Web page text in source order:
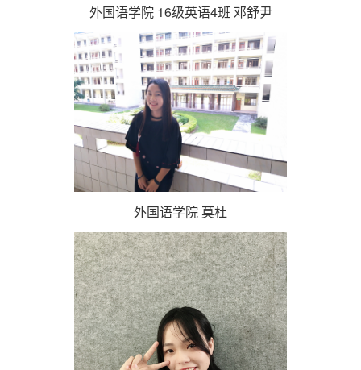
外国语学院 16级英语4班 邓舒尹
外国语学院 莫杜